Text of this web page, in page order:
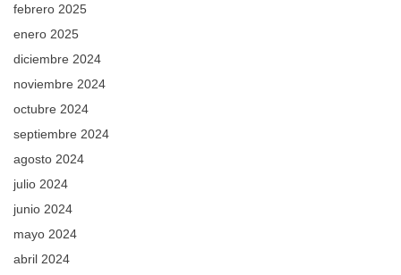
febrero 2025
enero 2025
diciembre 2024
noviembre 2024
octubre 2024
septiembre 2024
agosto 2024
julio 2024
junio 2024
mayo 2024
abril 2024